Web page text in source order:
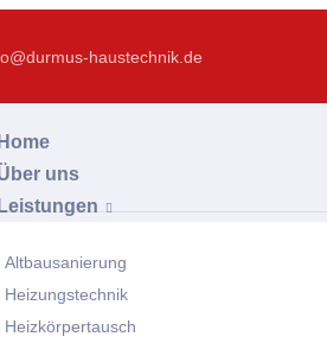
haustechnik.de
uns
Altbausanierung
Heizungstechnik
Heizkörpertausch